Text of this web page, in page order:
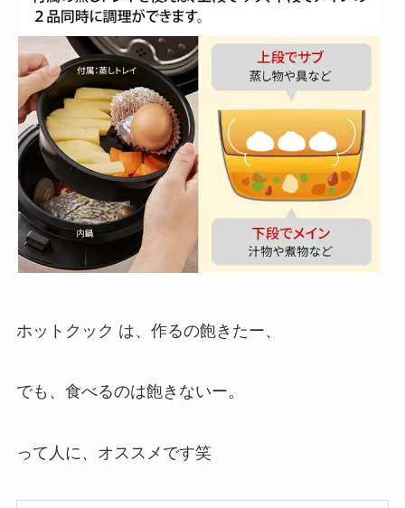
ホットクック は、作るの飽きたー、
でも、食べるのは飽きないー。
って人に、オススメです笑